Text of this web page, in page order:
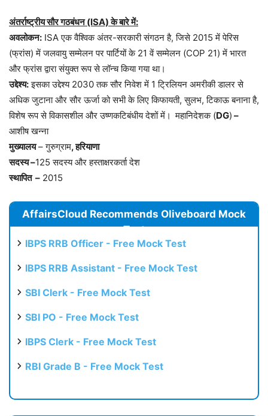
अंतर्राष्ट्रीय सौर गठबंधन (ISA) के बारे में:
अवलोकन: ISA एक वैश्विक अंतर-सरकारी संगठन है, जिसे 2015 में पेरिस
(फ्रांस) में जलवायु सम्मेलन पर पार्टियों के 21 वें सम्मेलन (COP 21) में भारत
और फ्रांस द्वारा संयुक्त रूप से लॉन्च किया गया था।
उद्देश्य:इसका उद्देश्य 2030 तक सौर निवेश में 1 ट्रिलियन अमरीकी डालर से
अधिक जुटाना और सौर ऊर्जा को सभी के लिए किफायती, सुलभ, टिकाऊ बनाना है,
विशेष रूप से विकासशील और उष्णकटिबंधीय देशों में। महानिदेशक (DG) –
आशीष खन्ना
मुख्यालय– गुरुग्राम, हरियाणा
सदस्य –125 सदस्य और हस्ताक्षरकर्ता देश
स्थापित – 2015
AffairsCloud Recommends Oliveboard Mock
Test
IBPS RRB Officer - Free Mock Test
IBPS RRB Assistant - Free Mock Test
SBI Clerk - Free Mock Test
SBI PO - Free Mock Test
IBPS Clerk - Free Mock Test
RBI Grade B - Free Mock Test